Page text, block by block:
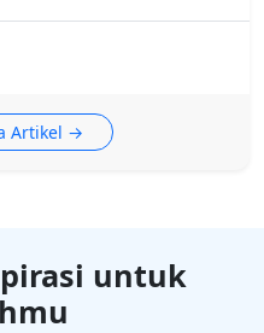
Artikel →
untuk